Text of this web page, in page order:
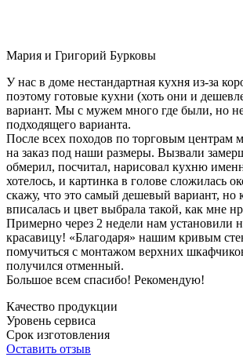
Мария и Григорий Бурковы
У нас в доме нестандартная кухня из-за
поэтому готовые кухни (хоть они и
вариант. Мы с мужем много где были, но
подходящего варианта.
После всех походов по торговым центрам
на заказ под наши размеры. Вызвали
обмерил, посчитал, нарисовал кухню
хотелось, и картинка в голове сложилась
скажу, что это самый дешевый вариант, но
вписалась и цвет выбрала такой, как мне
Примерно через 2 недели нам установили
красавицу! «Благодаря» нашим кривым
помучиться с монтажом верхних
получился отменный.
Большое всем спасибо! Рекомендую!
Качество продукции
Уровень сервиса
Срок изготовления
Оставить отзыв